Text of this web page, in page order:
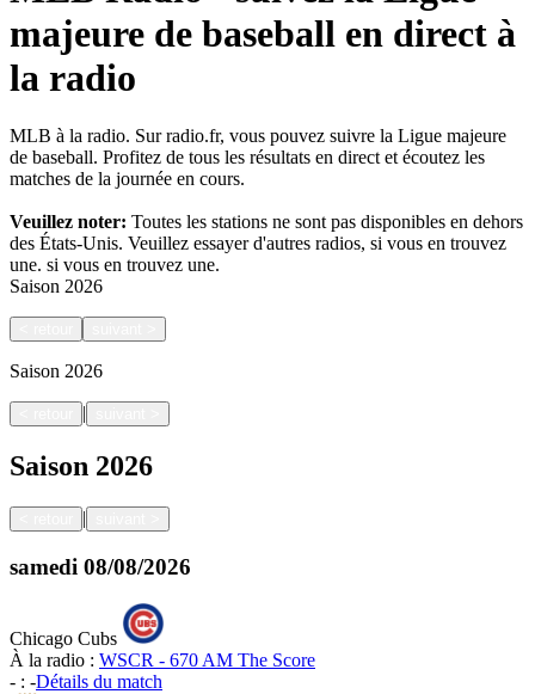
majeure de baseball en direct à
la radio
MLB à la radio. Sur radio.fr, vous pouvez suivre la Ligue majeure
de baseball. Profitez de tous les résultats en direct et écoutez les
matches de la journée en cours.
Veuillez noter: Toutes les stations ne sont pas disponibles en dehors
des États-Unis. Veuillez essayer d'autres radios, si vous en trouvez
une. si vous en trouvez une.
Saison 2026
Saison 2026
|
Saison 2026
|
samedi 08/08/2026
Chicago Cubs
À la radio : WSCR - 670 AM The Score
- : -Détails du match